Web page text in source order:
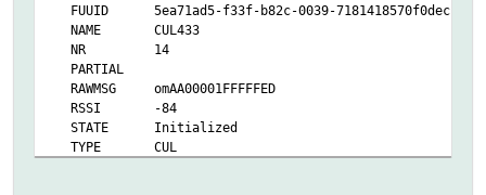
FUUID 5ea71ad5-f33f-b82c-0039-7181418570f0decb
NAME CUL433
NR 14
PARTIAL
RAWMSG omAA00001FFFFFED
RSSI -84
STATE Initialized
TYPE CUL